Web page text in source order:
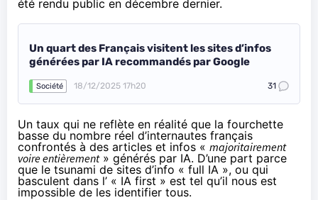
été rendu public en décembre dernier.
Un quart des Français visitent les sites d’infos
générées par IA recommandés par Google
Société 18/12/2025 17h20 31
Un taux qui ne reflète en réalité que la fourchette
basse du nombre réel d’internautes français
confrontés à des articles et infos « majoritairement
voire entièrement» générés par IA. D’une part parce
que le tsunami de sites d’info « full IA », ou qui
basculent dans l’ « IA first » est tel qu’il nous est
impossible de les identifier tous.